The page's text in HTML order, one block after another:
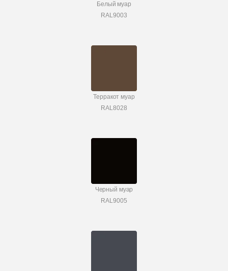
Белый муар
RAL9003
Терракот муар
RAL8028
Черный муар
RAL9005